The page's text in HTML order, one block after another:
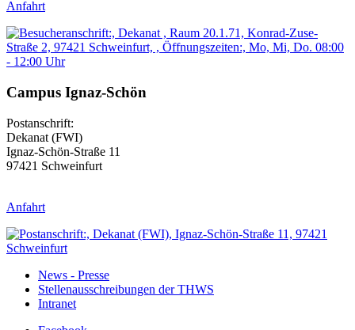
Anfahrt
Campus Ignaz-Schön
Postanschrift:
Dekanat (FWI)
Ignaz-Schön-Straße 11
97421 Schweinfurt
Anfahrt
News - Presse
Stellenausschreibungen der THWS
Intranet